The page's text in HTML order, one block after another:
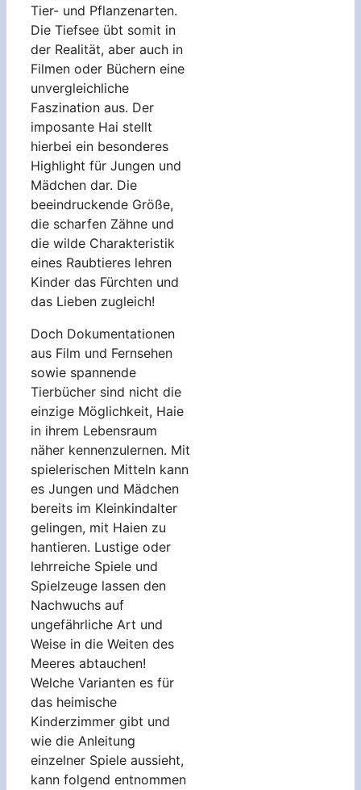
Tier- und Pflanzenarten.
Die Tiefsee übt somit in
der Realität, aber auch in
Filmen oder Büchern eine
unvergleichliche
Faszination aus. Der
imposante Hai stellt
hierbei ein besonderes
Highlight für Jungen und
Mädchen dar. Die
beeindruckende Größe,
die scharfen Zähne und
die wilde Charakteristik
eines Raubtieres lehren
Kinder das Fürchten und
das Lieben zugleich!
Doch Dokumentationen
aus Film und Fernsehen
sowie spannende
Tierbücher sind nicht die
einzige Möglichkeit, Haie
in ihrem Lebensraum
näher kennenzulernen. Mit
spielerischen Mitteln kann
es Jungen und Mädchen
bereits im Kleinkindalter
gelingen, mit Haien zu
hantieren. Lustige oder
lehrreiche Spiele und
Spielzeuge lassen den
Nachwuchs auf
ungefährliche Art und
Weise in die Weiten des
Meeres abtauchen!
Welche Varianten es für
das heimische
Kinderzimmer gibt und
wie die Anleitung
einzelner Spiele aussieht,
kann folgend entnommen